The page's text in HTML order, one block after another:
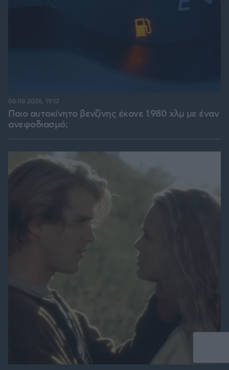
Ποιο αυτοκίνητο βενζίνης έκανε 1.980 χλμ με έναν
ανεφοδιασμό;
06.08.2026, 19:12